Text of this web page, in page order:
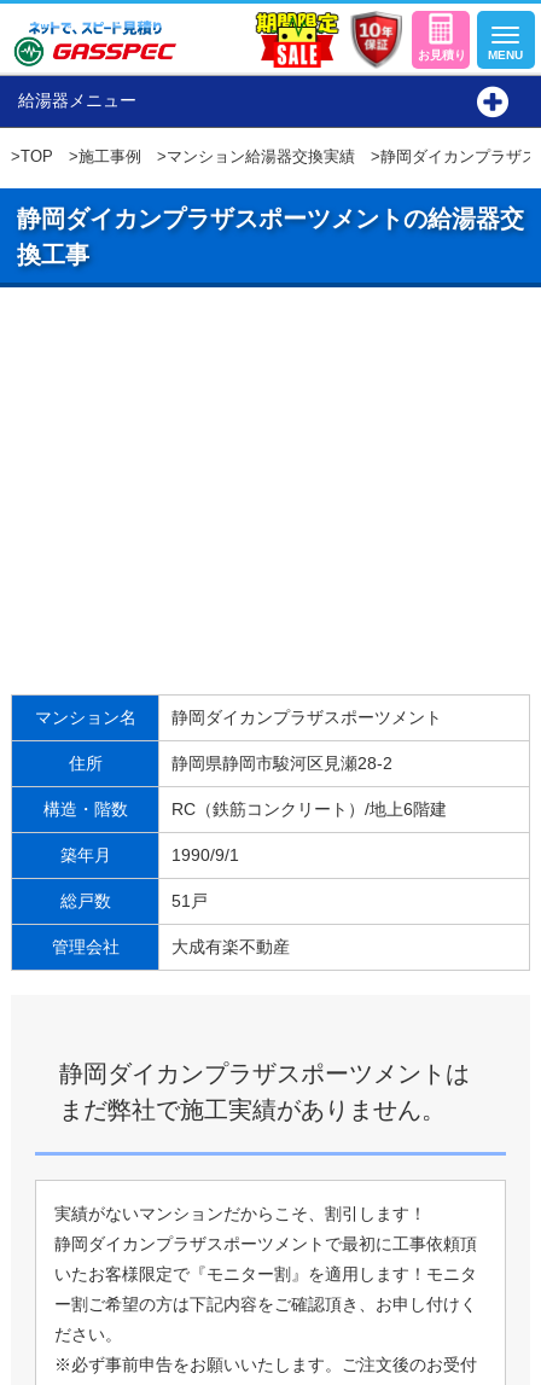
給湯器メニュー
>TOP >施工事例 >マンション給湯器交換実績>静岡ダイカンプラザス
静岡ダイカンプラザスポーツメントの給湯器交
換工事
マンション名 静岡ダイカンプラザスポーツメント
住所 静岡県静岡市駿河区見瀬28-2
構造・階数 RC（鉄筋コンクリート）/地上6階建
築年月 1990/9/1
総戸数 51戸
管理会社 大成有楽不動産
静岡ダイカンプラザスポーツメントは
まだ弊社で施工実績がありません。
実績がないマンションだからこそ、割引します！
静岡ダイカンプラザスポーツメントで最初に工事依頼頂
いたお客様限定で『モニター割』を適用します！モニタ
ー割ご希望の方は下記内容をご確認頂き、お申し付けく
ださい。
※必ず事前申告をお願いいたします。ご注文後のお受付